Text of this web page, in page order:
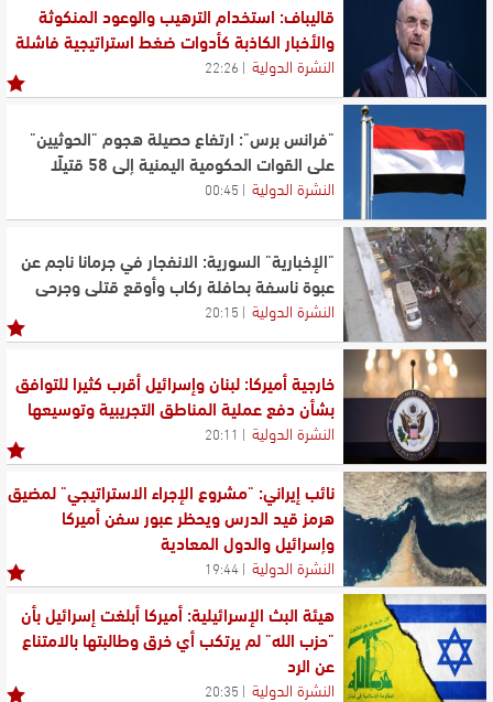
قاليباف: استخدام الترهيب والوعود المنكوثة
والأخبار الكاذبة كأدوات ضغط استراتيجية فاشلة
النشرة الدولية 22:26
"فرانس برس": ارتفاع حصيلة هجوم "الحوثيين"
على القوات الحكومية اليمنية إلى 58 قتيلًا
النشرة الدولية 00:45
"الإخبارية" السورية: الانفجار في جرمانا ناجم عن
عبوة ناسفة بحافلة ركاب وأوقع قتلى وجرحى
النشرة الدولية 20:15
خارجية أميركا: لبنان وإسرائيل أقرب كثيرا للتوافق
بشأن دفع عملية المناطق التجريبية وتوسيعها
النشرة الدولية 20:11
نائب إيراني: "مشروع الإجراء الاستراتيجي" لمضيق
هرمز قيد الدرس ويحظر عبور سفن أميركا
وإسرائيل والدول المعادية
النشرة الدولية 19:44
هيئة البث الإسرائيلية: أميركا أبلغت إسرائيل بأن
"حزب الله" لم يرتكب أي خرق وطالبتها بالامتناع
عن الرد
النشرة الدولية 20:35